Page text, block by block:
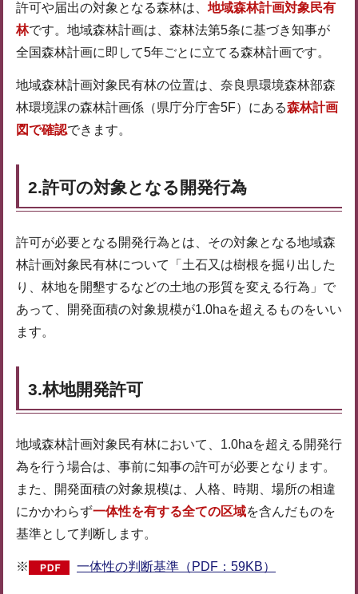
許可や届出の対象となる森林は、 地域森林計画対象民有
林です。地域森林計画は、森林法第5条に基づき知事が
全国森林計画に即して5年ごとに立てる森林計画です。
地域森林計画対象民有林の位置は、奈良県環境森林部森
林環境課の森林計画係（県庁分庁舎5F）にある森林計画
図で確認できます。
2.許可の対象となる開発行為
許可が必要となる開発行為とは、その対象となる地域森
林計画対象民有林について「土石又は樹根を掘り出した
り、林地を開墾するなどの土地の形質を変える行為」で
あって、開発面積の対象規模が1.0haを超えるものをいい
ます。
3.林地開発許可
地域森林計画対象民有林において、1.0haを超える開発行
為を行う場合は、事前に知事の許可が必要となります。
また、開発面積の対象規模は、人格、時期、場所の相違
にかかわらず一体性を有する全ての区域を含んだものを
基準として判断します。
※ 一体性の判断基準（PDF：59KB）